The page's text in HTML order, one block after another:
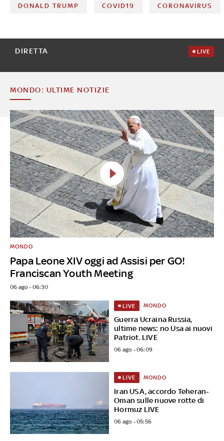
DONALD TRUMP COVID19 CORONAVIRUS
DIRETTA LIVE
MONDO: ULTIME NOTIZIE
Papa Leone XIV oggi ad Assisi per GO!
Franciscan Youth Meeting
MONDO
06 ago - 06:30
Guerra Ucraina Russia,
ultime news: no Usa ai nuovi
Patriot. LIVE
LIVE MONDO
06 ago - 06:09
Iran USA, accordo Teheran-
Oman sulle nuove rotte di
Hormuz LIVE
LIVE MONDO
06 ago - 05:56